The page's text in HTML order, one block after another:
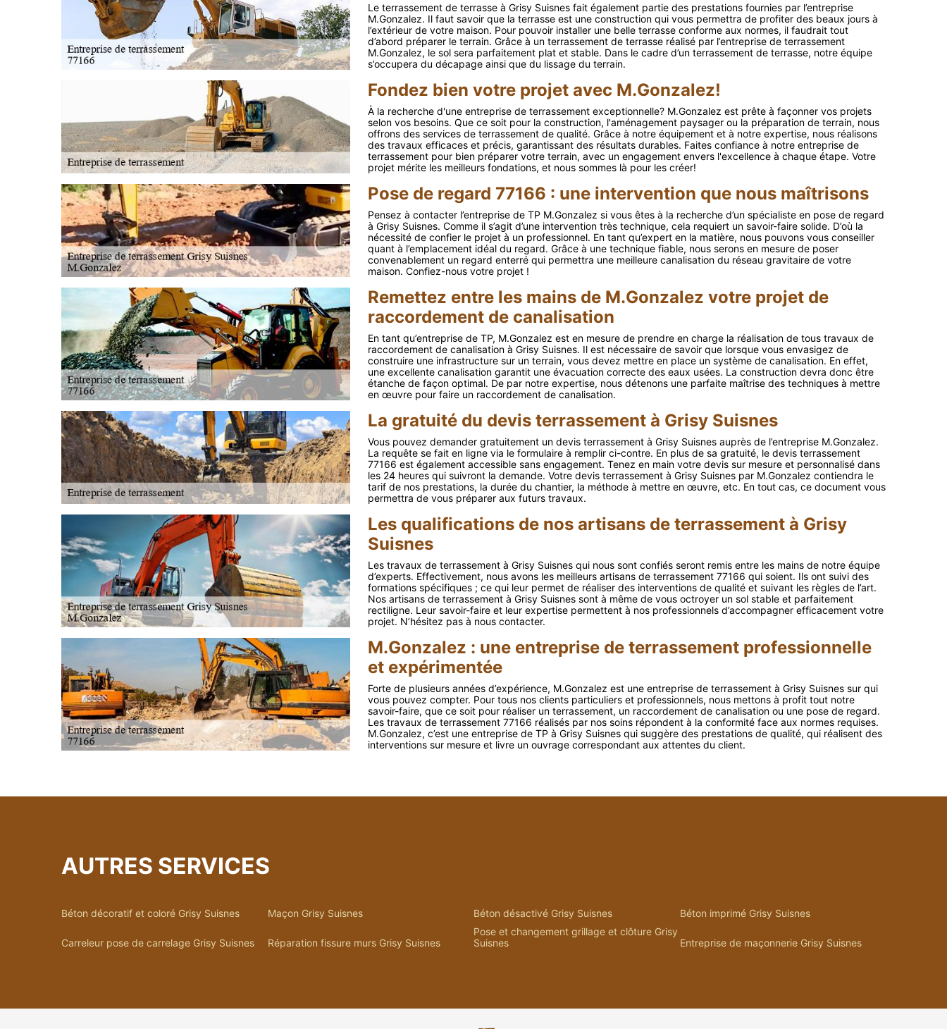
Le terrassement de terrasse à Grisy Suisnes fait également partie des prestations fournies par l’entreprise
M.Gonzalez. Il faut savoir que la terrasse est une construction qui vous permettra de profiter des beaux jours à
l’extérieur de votre maison. Pour pouvoir installer une belle terrasse conforme aux normes, il faudrait tout
d’abord préparer le terrain. Grâce à un terrassement de terrasse réalisé par l’entreprise de terrassement
M.Gonzalez, le sol sera parfaitement plat et stable. Dans le cadre d’un terrassement de terrasse, notre équipe
s’occupera du décapage ainsi que du lissage du terrain.
Fondez bien votre projet avec M.Gonzalez!
À la recherche d'une entreprise de terrassement exceptionnelle? M.Gonzalez est prête à façonner vos projets
selon vos besoins. Que ce soit pour la construction, l'aménagement paysager ou la préparation de terrain, nous
offrons des services de terrassement de qualité. Grâce à notre équipement et à notre expertise, nous réalisons
des travaux efficaces et précis, garantissant des résultats durables. Faites confiance à notre entreprise de
terrassement pour bien préparer votre terrain, avec un engagement envers l'excellence à chaque étape. Votre
projet mérite les meilleurs fondations, et nous sommes là pour les créer!
Pose de regard 77166 : une intervention que nous maîtrisons
Pensez à contacter l’entreprise de TP M.Gonzalez si vous êtes à la recherche d’un spécialiste en pose de regard
à Grisy Suisnes. Comme il s’agit d’une intervention très technique, cela requiert un savoir-faire solide. D’où la
nécessité de confier le projet à un professionnel. En tant qu’expert en la matière, nous pouvons vous conseiller
quant à l’emplacement idéal du regard. Grâce à une technique fiable, nous serons en mesure de poser
convenablement un regard enterré qui permettra une meilleure canalisation du réseau gravitaire de votre
maison. Confiez-nous votre projet !
Remettez entre les mains de M.Gonzalez votre projet de
raccordement de canalisation
En tant qu’entreprise de TP, M.Gonzalez est en mesure de prendre en charge la réalisation de tous travaux de
raccordement de canalisation à Grisy Suisnes. Il est nécessaire de savoir que lorsque vous envasigez de
construire une infrastructure sur un terrain, vous devez mettre en place un système de canalisation. En effet,
une excellente canalisation garantit une évacuation correcte des eaux usées. La construction devra donc être
étanche de façon optimal. De par notre expertise, nous détenons une parfaite maîtrise des techniques à mettre
en œuvre pour faire un raccordement de canalisation.
La gratuité du devis terrassement à Grisy Suisnes
Vous pouvez demander gratuitement un devis terrassement à Grisy Suisnes auprès de l’entreprise M.Gonzalez.
La requête se fait en ligne via le formulaire à remplir ci-contre. En plus de sa gratuité, le devis terrassement
77166 est également accessible sans engagement. Tenez en main votre devis sur mesure et personnalisé dans
les 24 heures qui suivront la demande. Votre devis terrassement à Grisy Suisnes par M.Gonzalez contiendra le
tarif de nos prestations, la durée du chantier, la méthode à mettre en œuvre, etc. En tout cas, ce document vous
permettra de vous préparer aux futurs travaux.
Les qualifications de nos artisans de terrassement à Grisy
Suisnes
Les travaux de terrassement à Grisy Suisnes qui nous sont confiés seront remis entre les mains de notre équipe
d’experts. Effectivement, nous avons les meilleurs artisans de terrassement 77166 qui soient. Ils ont suivi des
formations spécifiques ; ce qui leur permet de réaliser des interventions de qualité et suivant les règles de l’art.
Nos artisans de terrassement à Grisy Suisnes sont à même de vous octroyer un sol stable et parfaitement
rectiligne. Leur savoir-faire et leur expertise permettent à nos professionnels d’accompagner efficacement votre
projet. N’hésitez pas à nous contacter.
M.Gonzalez : une entreprise de terrassement professionnelle
et expérimentée
Forte de plusieurs années d’expérience, M.Gonzalez est une entreprise de terrassement à Grisy Suisnes sur qui
vous pouvez compter. Pour tous nos clients particuliers et professionnels, nous mettons à profit tout notre
savoir-faire, que ce soit pour réaliser un terrassement, un raccordement de canalisation ou une pose de regard.
Les travaux de terrassement 77166 réalisés par nos soins répondent à la conformité face aux normes requises.
M.Gonzalez, c’est une entreprise de TP à Grisy Suisnes qui suggère des prestations de qualité, qui réalisent des
interventions sur mesure et livre un ouvrage correspondant aux attentes du client.
AUTRES SERVICES
Béton décoratif et coloré Grisy Suisnes Maçon Grisy Suisnes Béton désactivé Grisy Suisnes Béton imprimé Grisy Suisnes
Carreleur pose de carrelage Grisy Suisnes Réparation fissure murs Grisy Suisnes
Pose et changement grillage et clôture Grisy
Suisnes
Entreprise de maçonnerie Grisy Suisnes